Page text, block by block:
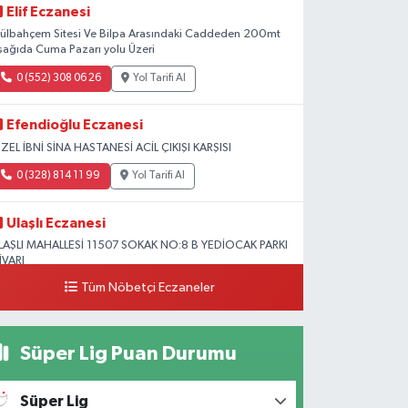
Elif Eczanesi
Sitesi Ve Bilpa Arasındaki Caddeden 200mt
Cuma Pazarı yolu Üzeri
0 (552) 308 06 26 Yol Tarifi Al
Efendioğlu Eczanesi
İBNİ SİNA HASTANESİ ACİL ÇIKIŞI KARŞISI
0 (328) 814 11 99 Yol Tarifi Al
Ulaşlı Eczanesi
MAHALLESİ 11507 SOKAK NO:8 B YEDİOCAK PARKI
0 (546) 158 81 80 Yol Tarifi Al
Tüm Nöbetçi Eczaneler
Süper Lig Puan Durumu
Süper Lig